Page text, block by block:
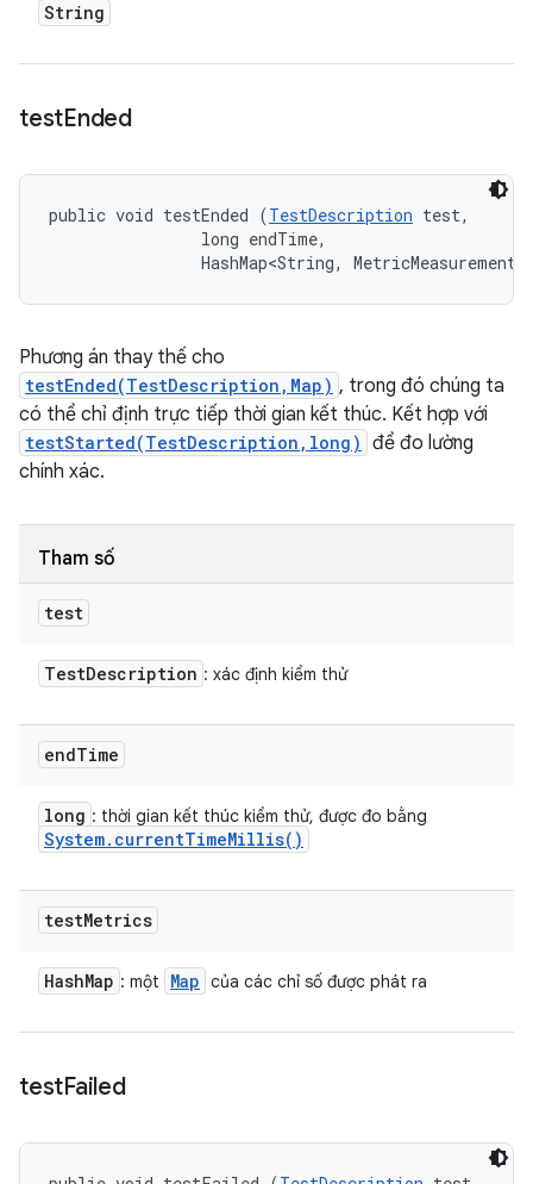
String
testEnded
public void testEnded (TestDescription test,
                long endTime,
HashMap<String,
Phương án thay thế cho
testEnded(TestDescription,Map) , trong đó chúng ta
có thể chỉ định trực tiếp thời gian kết thúc. Kết hợp với
testStarted(TestDescription,long) để đo lường
chính xác.
Tham số
test
TestDescription : xác định kiểm thử
endTime
long : thời gian kết thúc kiểm thử, được đo bằng
System. currentTimeMillis( )
testMetrics
HashMap : một Map của các chỉ số được phát ra
testFailed